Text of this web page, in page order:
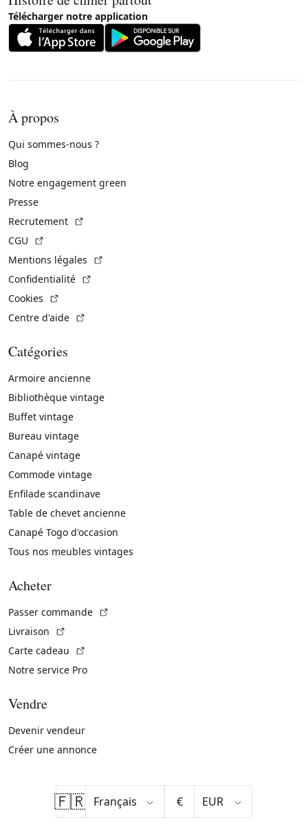
Télécharger notre application
À propos
Qui sommes-nous ?
Blog
Notre engagement green
Presse
Recrutement
CGU
Mentions légales
Confidentialité
Cookies
Centre d'aide
Catégories
Armoire ancienne
Bibliothèque vintage
Buffet vintage
Bureau vintage
Canapé vintage
Commode vintage
Enfilade scandinave
Table de chevet ancienne
Canapé Togo d'occasion
Tous nos meubles vintages
Acheter
Passer commande
Livraison
Carte cadeau
Notre service Pro
Vendre
Devenir vendeur
Créer une annonce
🇫🇷 €